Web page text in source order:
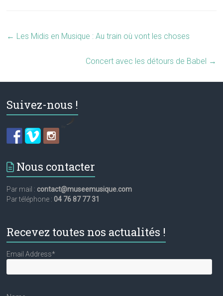
← Les Midis en Musique : Au train où vont les choses
Concert avec les détours de Babel →
Suivez-nous !
Nous contacter
Par mail :contact@museemusique.com
Par téléphone :04 76 87 77 31
Recevez toutes nos actualités !
Email Address*